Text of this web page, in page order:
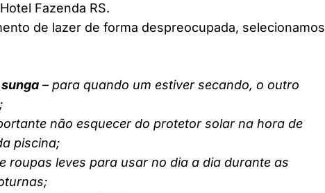
Fazenda RS.
de lazer de forma despreocupada, selecionamos
– para quando um estiver secando, o outro
não esquecer do protetor solar na hora de
piscina;
roupas leves para usar no dia a dia durante as